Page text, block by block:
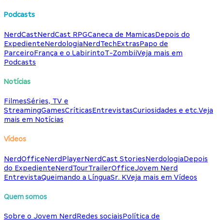
Podcasts
NerdCastNerdCast RPGCaneca de MamicasDepois do
ExpedienteNerdologiaNerdTechExtrasPapo de
ParceiroFrança e o LabirintoT-ZombiiVeja mais em
Podcasts
Notícias
FilmesSéries, TV e
StreamingGamesCríticasEntrevistasCuriosidades e etc.Veja
mais em Notícias
Vídeos
NerdOfficeNerdPlayerNerdCast StoriesNerdologiaDepois
do ExpedienteNerdTourTrailerOfficeJovem Nerd
EntrevistaQueimando a LínguaSr. KVeja mais em Vídeos
Quem somos
Sobre o Jovem NerdRedes sociaisPolítica de